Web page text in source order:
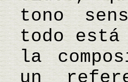
tono
todo
la
un